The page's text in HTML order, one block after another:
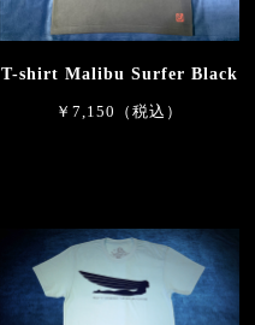
T-shirt Malibu Surfer Black
￥7,150（税込）